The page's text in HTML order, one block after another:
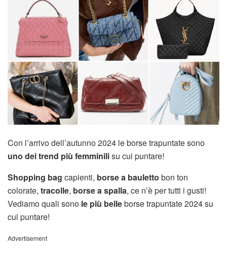
Con l’arrivo dell’autunno 2024 le borse trapuntate sono
uno dei trend più femminilisu cui puntare!
Shopping bag capienti, borse a bauletto bon ton
colorate, tracolle, borse a spalla, ce n’è per tutti i gusti!
Vediamo quali sono le più belleborse trapuntate 2024 su
cui puntare!
Advertisement